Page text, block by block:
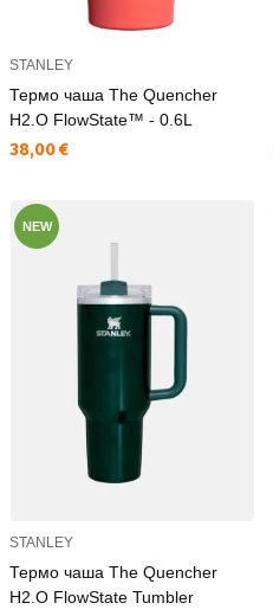
STANLEY
Термо чаша The Quencher
H2.O FlowState™ - 0.6L
Текуща цена:
38,00 €
NEW
STANLEY
Термо чаша The Quencher
H2.O FlowState Tumbler